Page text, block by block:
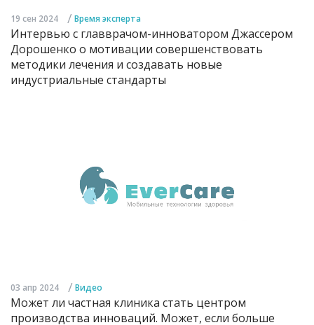
19 сен 2024 / Время эксперта
Интервью с главврачом-инноватором Джассером
Дорошенко о мотивации совершенствовать
методики лечения и создавать новые
индустриальные стандарты
03 апр 2024 / Видео
Может ли частная клиника стать центром
производства инноваций. Может, если больше